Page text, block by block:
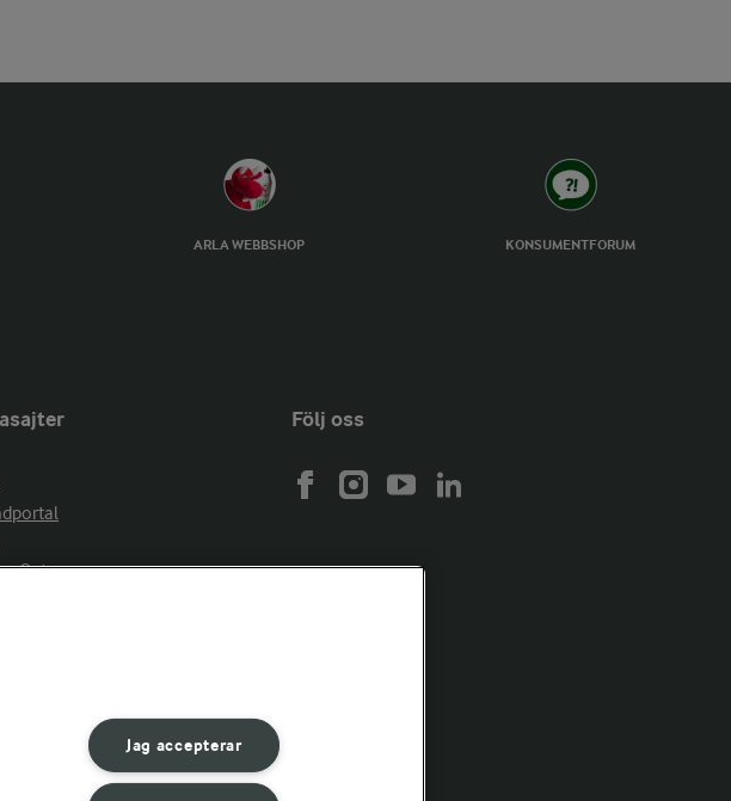
ARLA WEBBSHOP KONSUMENTFORUM
Ost
Följ oss
Jag accepterar